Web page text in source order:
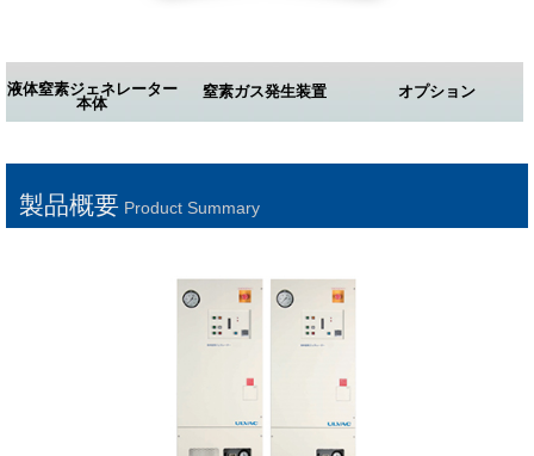
液体窒素ジェネレーター
本体
窒素ガス発生装置 オプション
製品概要 Product Summary